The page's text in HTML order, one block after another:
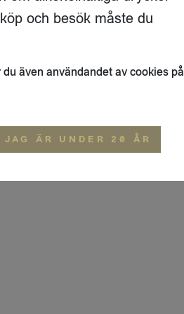
FLAIVY
OM OSSoch besök måste du
även användandet av cookies på
JAG ÄR UNDER 20 ÅR